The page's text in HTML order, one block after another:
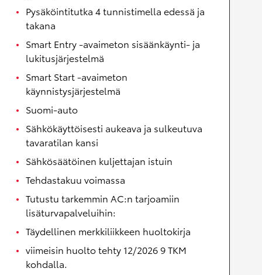
Pysäköintitutka 4 tunnistimella edessä ja
takana
Smart Entry -avaimeton sisäänkäynti- ja
lukitusjärjestelmä
Smart Start -avaimeton
käynnistysjärjestelmä
Suomi-auto
Sähkökäyttöisesti aukeava ja sulkeutuva
tavaratilan kansi
Sähkösäätöinen kuljettajan istuin
Tehdastakuu voimassa
Tutustu tarkemmin AC:n tarjoamiin
lisäturvapalveluihin:
Täydellinen merkkiliikkeen huoltokirja
viimeisin huolto tehty 12/2026 9 TKM
kohdalla.